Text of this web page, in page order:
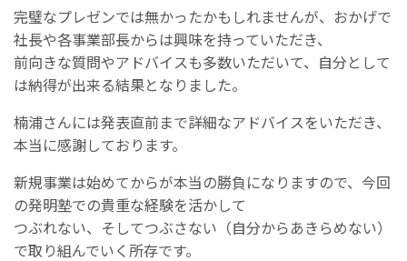
完璧なプレゼンでは無かったかもしれませんが、おかげで
社長や各事業部長からは興味を持っていただき、
前向きな質問やアドバイスも多数いただいて、自分として
は納得が出来る結果となりました。
楠浦さんには発表直前まで詳細なアドバイスをいただき、
本当に感謝しております。
新規事業は始めてからが本当の勝負になりますので、今回
の発明塾での貴重な経験を活かして
つぶれない、そしてつぶさない（自分からあきらめない）
で取り組んでいく所存です。